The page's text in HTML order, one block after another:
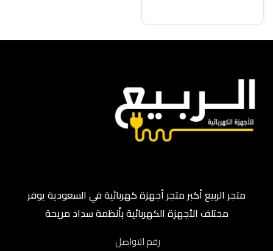
متجر الربيع أكبر متجر أجهزة كهربائية في السعودية يوفر
مختلف الأجهزة الكهربائية بأنظمة سداد مريحة
رقم التواصل